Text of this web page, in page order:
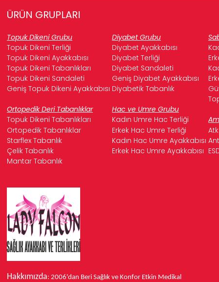
dikeni ağrısı çekenler için özel olarak entegre
edilmiş silikon destek bölgesidir.
ve gün boyu konforlu adımlar atmanızı sağlar.
Ortopedik ve Destekleyici Yapı:Sadece topuk
dikeni desteğiyle kalmaz, aynı zamanda ayak
anatomisine uygun
ortopedik taban yapısıyla
ayak
kemerinizi doğru şekilde destekler. Bu sayede, uzun
süreli kullanımlarda bile bel, sırt ve eklem ağrılarının
Şık ve Çok Yönlü Tasarım:Farklı giyim tarzlarına
kolayca uyum sağlayabilen, modern ve zamansız
tasarımlara sahiptir. Hem iş hayatınızda hem de
günlük yaşantınızda rahatlıkla kullanabileceğiniz
Falcon mevsimlik ayakkabılarınızlaher zaman şık
ve bakımlı görüneceksiniz.
ayakkabılar, en yüksek kalite standartlarında titizlikle
hazırlanmıştır. Uzun ömürlü kullanım vadeden
dayanıklılığı sayesinde yatırımlarınızın karşılığını
fazlasıyla alırsınız.
Ayak sağlığınızdan ödün vermeden, her mevsimde şıklığınızı
koruyun ve ağrısız adımların keyfini çıkarın.
Mevsimlik Modellerkoleksiyonunu şimdi keşfedin ve
ayaklarınıza hak ettiği değeri verin.
ÜRÜN GRUPLARI
Topuk Dikeni Grubu Diyabet Grubu
Topuk Dikeni Terliği
Diyabet Ayakkabısı
Topuk Dikeni Ayakkabısı
Diyabet Terliği
Topuk Dikeni Tabanlıkları
Diyabet Sandaleti
Topuk Dikeni Sandaleti
Geniş Diyabet Ayakkabısı
Geniş Topuk Dikeni Ayakkabısı Diyabetik Tabanlık
Ortopedik Deri Tabanlıklar
Hac ve Umre Grubu
Topuk Dikeni Tabanlıkları
Kadın Umre Hac Terliği
Ortopedik Tabanlıklar
Erkek Hac Umre Terliği
Starflex Tabanlık
Kadın Hac Umre Ayakkabısı
Çelik Tabanlık
Erkek Hac Umre Ayakkabısı
Mantar Tabanlık
Hakkımızda: 2006'dan Beri Sağlık ve Konfor Etkin Medikal